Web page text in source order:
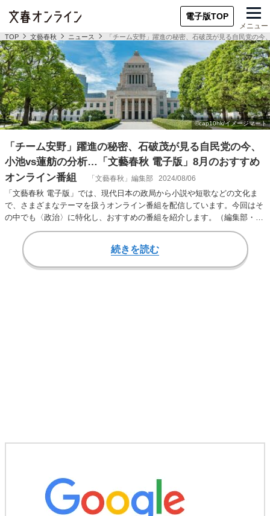
電子版TOP
メニュー
TOP 文藝春秋 ニュース 「チーム安野」躍進の秘密、石破茂が見る自民党の
「チーム安野」躍進の秘密、石破茂が見る自民党の今、
小池vs蓮舫の分析…「文藝春秋 電子版」8月のおすすめ
オンライン番組
「文藝春秋」編集部 2024/08/06
「文藝春秋 電子版」では、現代日本の政局から小説や短歌などの文化ま
で、さまざまなテーマを扱うオンライン番組を配信しています。今回はそ
の中でも〈政治〉に特化し、おすすめの番組を紹介します。（編集部・若
林良）【フル動画】…
続きを読む